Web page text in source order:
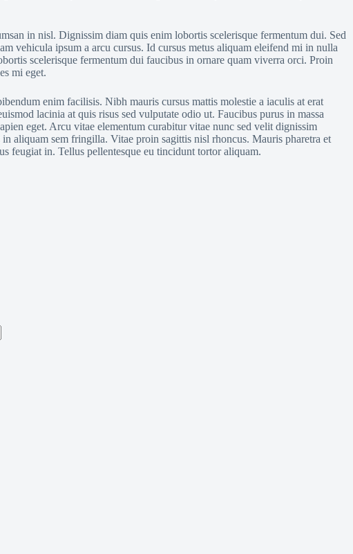
in nisl. Dignissim diam quis enim lobortis scelerisque fermentum dui. Sed
vehicula ipsum a arcu cursus. Id cursus metus aliquam eleifend mi in nulla
scelerisque fermentum dui faucibus in ornare quam viverra orci. Proin
mi eget.
enim facilisis. Nibh mauris cursus mattis molestie a iaculis at erat
lacinia at quis risus sed vulputate odio ut. Faucibus purus in massa
eget. Arcu vitae elementum curabitur vitae nunc sed velit dignissim
aliquam sem fringilla. Vitae proin sagittis nisl rhoncus. Mauris pharetra et
feugiat in. Tellus pellentesque eu tincidunt tortor aliquam.